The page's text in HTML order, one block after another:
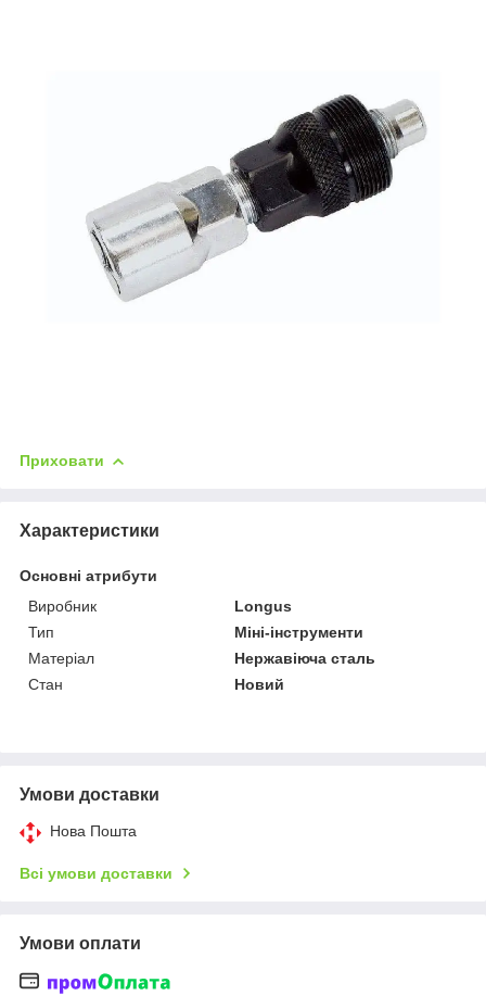
Приховати
Характеристики
Основні атрибути
Виробник
Longus
Тип
Міні-інструменти
Матеріал
Нержавіюча сталь
Стан
Новий
Умови доставки
Нова Пошта
Всі умови доставки
Умови оплати